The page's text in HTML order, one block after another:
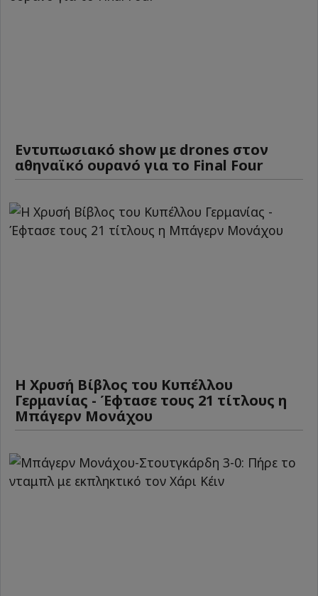
Εντυπωσιακό show με drones στον
αθηναϊκό ουρανό για το Final Four
Η Χρυσή Βίβλος του Κυπέλλου
Γερμανίας - Έφτασε τους 21 τίτλους η
Μπάγερν Μονάχου